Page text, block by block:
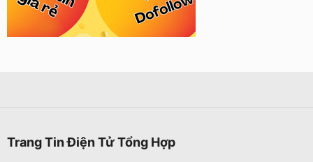
Trang Tin Điện Tử Tổng Hợp